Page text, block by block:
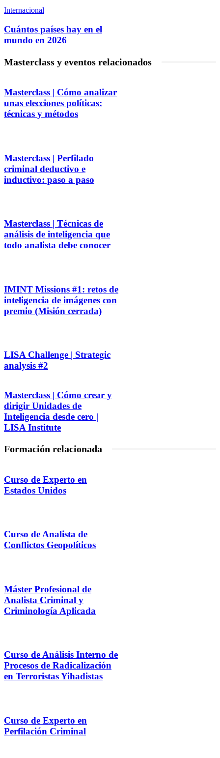
Internacional
Cuántos países hay en el
mundo en 2026
Masterclass y eventos relacionados
Masterclass | Cómo analizar
unas elecciones políticas:
técnicas y métodos
Masterclass | Perfilado
criminal deductivo e
inductivo: paso a paso
Masterclass | Técnicas de
análisis de inteligencia que
todo analista debe conocer
IMINT Missions #1: retos de
inteligencia de imágenes con
premio (Misión cerrada)
LISA Challenge | Strategic
analysis #2
Masterclass | Cómo crear y
dirigir Unidades de
Inteligencia desde cero |
LISA Institute
Formación relacionada
Curso de Experto en
Estados Unidos
Curso de Analista de
Conflictos Geopolíticos
Máster Profesional de
Analista Criminal y
Criminología Aplicada
Curso de Análisis Interno de
Procesos de Radicalización
en Terroristas Yihadistas
Curso de Experto en
Perfilación Criminal